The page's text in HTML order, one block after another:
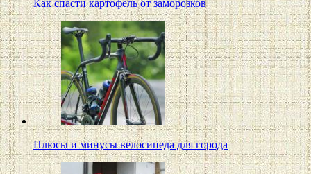
Как спасти картофель от заморозков
Плюсы и минусы велосипеда для города